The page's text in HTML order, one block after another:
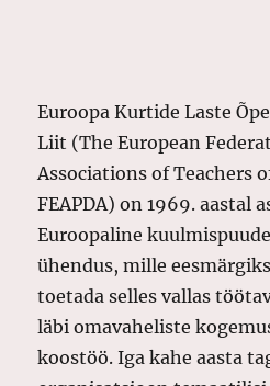
Euroopa Kurtide Laste
Liit (The European
Associations of Teachers
FEAPDA) on 1969. aastal
Euroopaline
ühendus, mille
toetada selles vallas
läbi omavaheliste
koostöö. Iga kahe aasta